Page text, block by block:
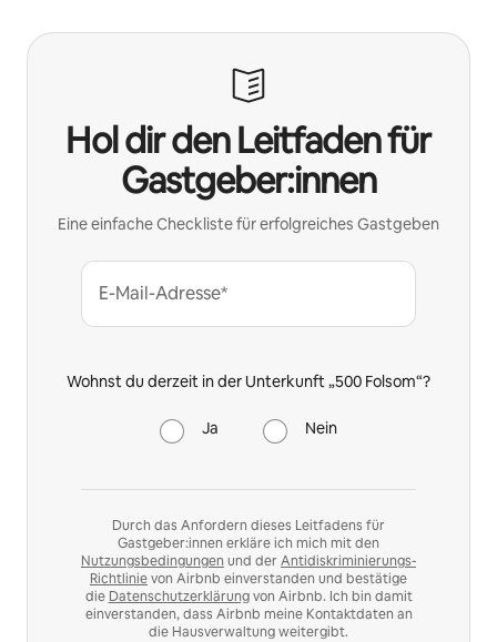
Hol dir den Leitfaden für
Gastgeber:innen
Eine einfache Checkliste für erfolgreiches Gastgeben
E-Mail-Adresse*
Wohnst du derzeit in der Unterkunft „500 Folsom“?
Ja Nein
Durch das Anfordern dieses Leitfadens für
Gastgeber:innen erkläre ich mich mit den
Nutzungsbedingungen und der Antidiskriminierungs-
Richtlinievon Airbnb einverstanden und bestätige
die Datenschutzerklärungvon Airbnb. Ich bin damit
einverstanden, dass Airbnb meine Kontaktdaten an
die Hausverwaltung weitergibt.